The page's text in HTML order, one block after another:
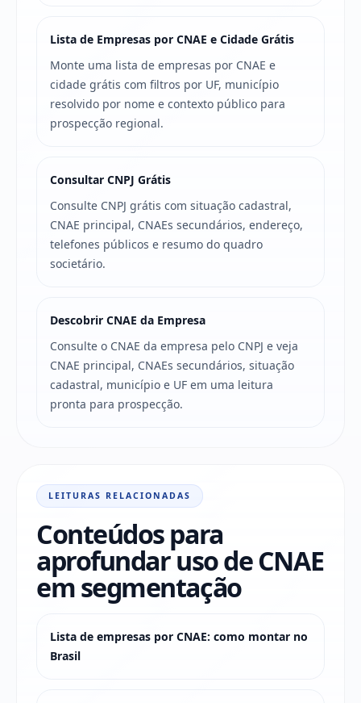
Lista de Empresas por CNAE e Cidade Grátis
Monte uma lista de empresas por CNAE e
cidade grátis com filtros por UF, município
resolvido por nome e contexto público para
prospecção regional.
Consultar CNPJ Grátis
Consulte CNPJ grátis com situação cadastral,
CNAE principal, CNAEs secundários, endereço,
telefones públicos e resumo do quadro
societário.
Descobrir CNAE da Empresa
Consulte o CNAE da empresa pelo CNPJ e veja
CNAE principal, CNAEs secundários, situação
cadastral, município e UF em uma leitura
pronta para prospecção.
LEITURAS RELACIONADAS
Conteúdos para
aprofundar uso de CNAE
em segmentação
Lista de empresas por CNAE: como montar no
Brasil